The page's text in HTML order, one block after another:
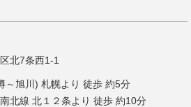
北7条西1-1
～旭川) 札幌より 徒歩 約5分
北線 北１２条より 徒歩 約10分